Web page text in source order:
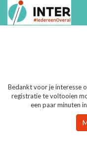
Bedankt voor je interesse
registratie te voltooien
een paar minuten